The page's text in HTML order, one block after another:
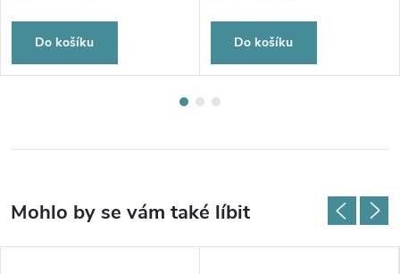
Do košíku Do košíku